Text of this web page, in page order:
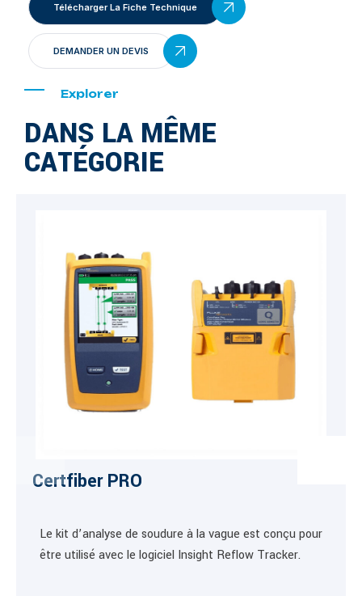
Télécharger La Fiche Technique
DEMANDER UN DEVIS
Explorer
DANS LA MÊME
CATÉGORIE
Certfiber PRO
Le kit d’analyse de soudure à la vague est conçu pour
être utilisé avec le logiciel Insight Reflow Tracker.